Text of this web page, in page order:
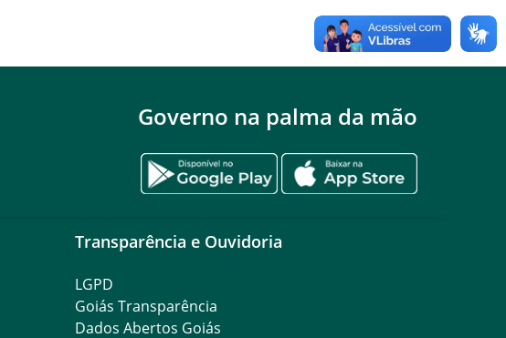
Governo na palma da mão
Transparência e Ouvidoria
LGPD
Goiás Transparência
Dados Abertos Goiás